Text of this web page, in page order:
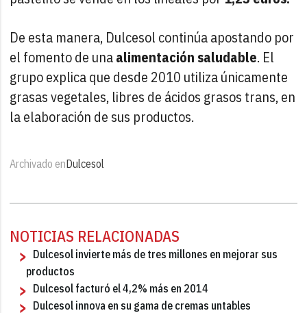
De esta manera, Dulcesol continúa apostando por
el fomento de unaalimentación saludable. El
grupo explica que desde 2010 utiliza únicamente
grasas vegetales, libres de ácidos grasos trans, en
la elaboración de sus productos.
Archivado enDulcesol
NOTICIAS RELACIONADAS
Dulcesol invierte más de tres millones en mejorar sus
productos
Dulcesol facturó el 4,2% más en 2014
Dulcesol innova en su gama de cremas untables